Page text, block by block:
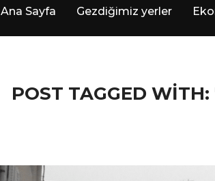
Ana Sayfa Gezdiğimiz yerler
POST TAGGED WITH: